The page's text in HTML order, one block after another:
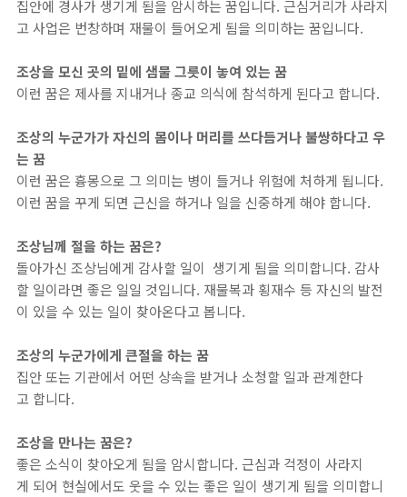
집안에 경사가 생기게 됨을 암시하는 꿈입니다. 근심거리가 사라지
고 사업은 번창하며 재물이 들어오게 됨을 의미하는 꿈입니다.
조상을 모신 곳의 밑에 샘물 그릇이 놓여 있는 꿈
이런 꿈은 제사를 지내거나 종교 의식에 참석하게 된다고 합니다.
조상의 누군가가 자신의 몸이나 머리를 쓰다듬거나 불쌍하다고 우
는 꿈
이런 꿈은 흉몽으로 그 의미는 병이 들거나 위험에 처하게 됩니다.
이런 꿈을 꾸게 되면 근신을 하거나 일을 신중하게 해야 합니다.
조상님께 절을 하는 꿈은?
돌아가신 조상님에게 감사할 일이 생기게 됨을 의미합니다. 감사
할 일이라면 좋은 일일 것입니다. 재물복과 횡재수 등 자신의 발전
이 있을 수 있는 일이 찾아온다고 봅니다.
조상의 누군가에게 큰절을 하는 꿈
집안 또는 기관에서 어떤 상속을 받거나 소청할 일과 관계한다
고 합니다.
조상을 만나는 꿈은?
좋은 소식이 찾아오게 됨을 암시합니다. 근심과 걱정이 사라지
게 되어 현실에서도 웃을 수 있는 좋은 일이 생기게 됨을 의미합니